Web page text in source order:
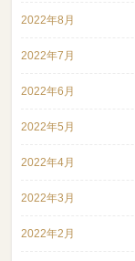
2022年8月
2022年7月
2022年6月
2022年5月
2022年4月
2022年3月
2022年2月